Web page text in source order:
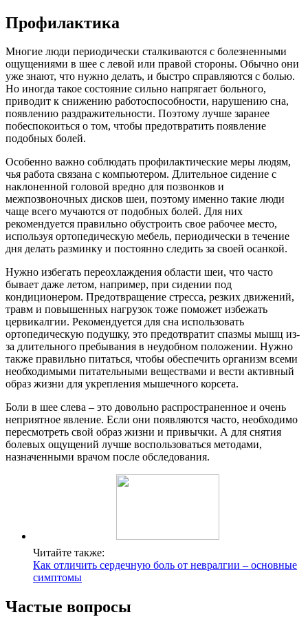
Профилактика
Многие люди периодически сталкиваются с болезненными
ощущениями в шее с левой или правой стороны. Обычно они
уже знают, что нужно делать, и быстро справляются с болью.
Но иногда такое состояние сильно напрягает больного,
приводит к снижению работоспособности, нарушению сна,
появлению раздражительности. Поэтому лучше заранее
побеспокоиться о том, чтобы предотвратить появление
подобных болей.
Особенно важно соблюдать профилактические меры людям,
чья работа связана с компьютером. Длительное сидение с
наклоненной головой вредно для позвонков и
межпозвоночных дисков шеи, поэтому именно такие люди
чаще всего мучаются от подобных болей. Для них
рекомендуется правильно обустроить свое рабочее место,
используя ортопедическую мебель, периодически в течение
дня делать разминку и постоянно следить за своей осанкой.
Нужно избегать переохлаждения области шеи, что часто
бывает даже летом, например, при сидении под
кондиционером. Предотвращение стресса, резких движений,
травм и повышенных нагрузок тоже поможет избежать
цервикалгии. Рекомендуется для сна использовать
ортопедическую подушку, это предотвратит спазмы мышц из-
за длительного пребывания в неудобном положении. Нужно
также правильно питаться, чтобы обеспечить организм всеми
необходимыми питательными веществами и вести активный
образ жизни для укрепления мышечного корсета.
Боли в шее слева – это довольно распространенное и очень
неприятное явление. Если они появляются часто, необходимо
пересмотреть свой образ жизни и привычки. А для снятия
болевых ощущений лучше воспользоваться методами,
назначенными врачом после обследования.
Читайте также:
Как отличить сердечную боль от невралгии – основные
симптомы
Частые вопросы